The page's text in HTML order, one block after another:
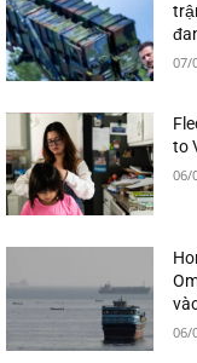
07/
to
06/
06/